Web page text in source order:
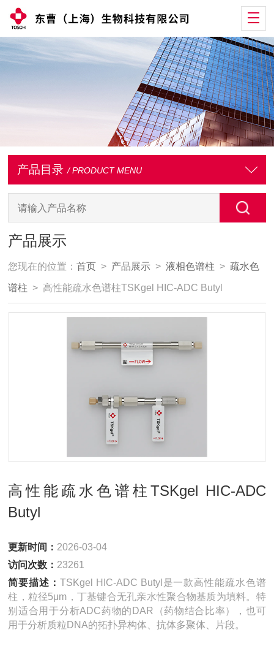
产品目录 / PRODUCT MENU
产品展示
您现在的位置：首页 > 产品展示 >液相色谱柱 > 疏水色
谱柱 > 高性能疏水色谱柱TSKgel HIC-ADC Butyl
高性能疏水色谱柱TSKgel HIC-ADC
Butyl
更新时间： 2026-03-04
访问次数： 23261
简要描述： TSKgel HIC-ADC Butyl是一款高性能疏水色谱
柱，粒径5μm，丁基键合无孔亲水性聚合物基质为填料。特
别适合用于分析ADC药物的DAR（药物结合比率），也可
用于分析质粒DNA的拓扑异构体、抗体多聚体、片段。